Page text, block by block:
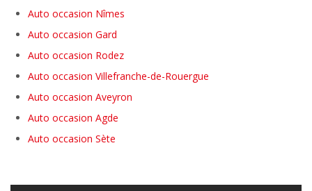
Auto occasion Nîmes
Auto occasion Gard
Auto occasion Rodez
Auto occasion Villefranche-de-Rouergue
Auto occasion Aveyron
Auto occasion Agde
Auto occasion Sète